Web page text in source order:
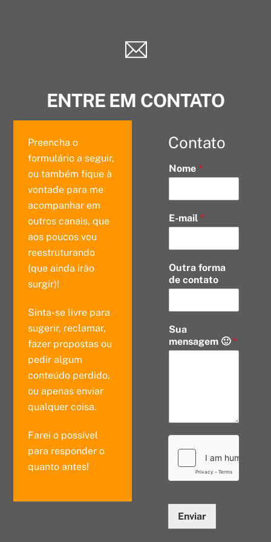
Icon
ENTRE EM CONTATO
Preencha o
formulário a seguir,
ou também fique à
vontade para me
acompanhar em
outros canais, que
aos poucos vou
reestruturando
(que ainda irão
surgir)!
Sinta-se livre para
sugerir, reclamar,
fazer propostas ou
pedir algum
conteúdo perdido,
ou apenas enviar
qualquer coisa.
Farei o possível
para responder o
quanto antes!
Contato
Nome*
E-mail*
Outra forma
de contato
Sua
mensagem 🙂*
Enviar